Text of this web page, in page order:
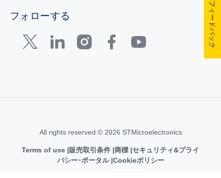
フォローする
All rights reserved © 2026 STMicroelectronics
Terms of use 販売取引条件 商標 セキュリティ&プライ
バシー･ポータル Cookieポリシー
フィードバック